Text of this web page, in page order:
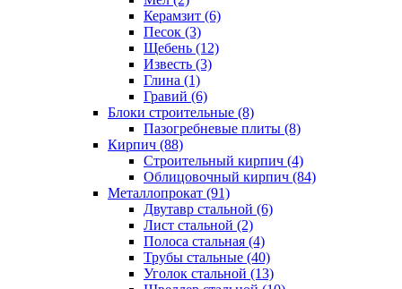
Керамзит (6)
Песок (3)
Щебень (12)
Известь (3)
Глина (1)
Гравий (6)
Блоки строительные (8)
Пазогребневые плиты (8)
Кирпич (88)
Строительный кирпич (4)
Облицовочный кирпич (84)
Металлопрокат (91)
Двутавр стальной (6)
Лист стальной (2)
Полоса стальная (4)
Трубы стальные (40)
Уголок стальной (13)